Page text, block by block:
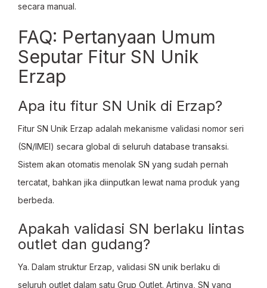
secara manual.
FAQ: Pertanyaan Umum
Seputar Fitur SN Unik
Erzap
Apa itu fitur SN Unik di Erzap?
Fitur SN Unik Erzap adalah mekanisme validasi nomor seri
(SN/IMEI) secara global di seluruh database transaksi.
Sistem akan otomatis menolak SN yang sudah pernah
tercatat, bahkan jika diinputkan lewat nama produk yang
berbeda.
Apakah validasi SN berlaku lintas
outlet dan gudang?
Ya. Dalam struktur Erzap, validasi SN unik berlaku di
seluruh outlet dalam satu Grup Outlet. Artinya, SN yang